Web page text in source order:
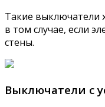
Такие выключатели
в том случае, если
стены.
Выключатели с